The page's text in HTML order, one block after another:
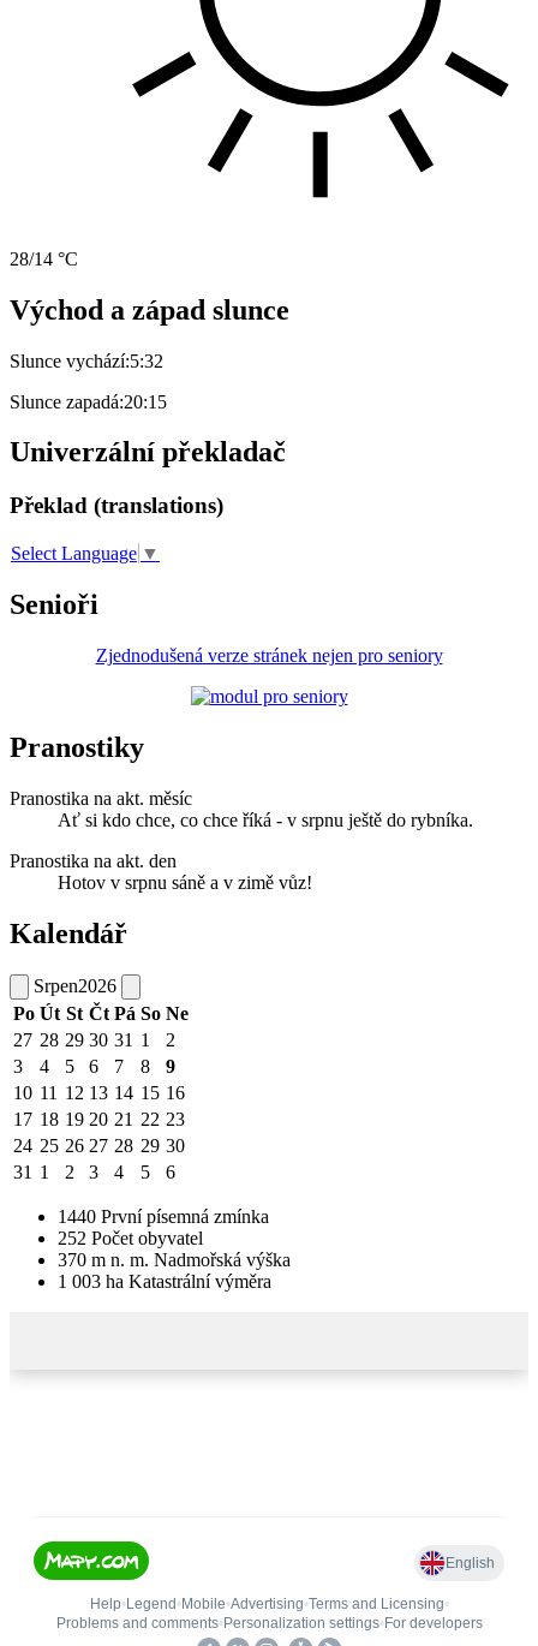
28/14 °C
Východ a západ slunce
Slunce vychází:5:32
Slunce zapadá:20:15
Univerzální překladač
Překlad (translations)
Select Language ▼
Senioři
Zjednodušená verze stránek nejen pro seniory
Pranostiky
Pranostika na akt. měsíc
Ať si kdo chce, co chce říká - v srpnu ještě do rybníka.
Pranostika na akt. den
Hotov v srpnu sáně a v zimě vůz!
Kalendář
Srpen2026
Po Út St Čt Pá So Ne
27 28 29 30 31 1
2
3
4 5 6 7 8
9
10 11 12 13 14 15 16
17 18 19 20 21 22 23
24 25 26 27 28 29 30
31 1 2 3 4 5 6
1440 První písemná zmínka
252 Počet obyvatel
370 m n. m. Nadmořská výška
1 003 ha Katastrální výměra